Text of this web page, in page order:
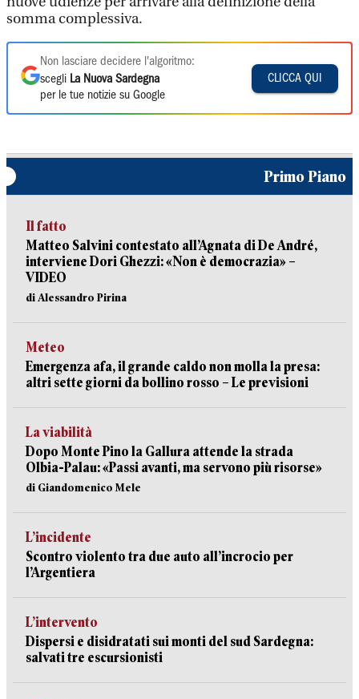
somma complessiva.
Non lasciare decidere l'algoritmo:
scegli La Nuova Sardegna
per le tue notizie su Google
CLICCA QUI
Primo Piano
Il fatto
Matteo Salvini contestato all’Agnata di De André,
interviene Dori Ghezzi: «Non è democrazia» –
VIDEO
di Alessandro Pirina
Meteo
Emergenza afa, il grande caldo non molla la presa:
altri sette giorni da bollino rosso – Le previsioni
La viabilità
Dopo Monte Pino la Gallura attende la strada
Olbia-Palau: «Passi avanti, ma servono più risorse»
di Giandomenico Mele
L’incidente
Scontro violento tra due auto all’incrocio per
l’Argentiera
L’intervento
Dispersi e disidratati sui monti del sud Sardegna:
salvati tre escursionisti